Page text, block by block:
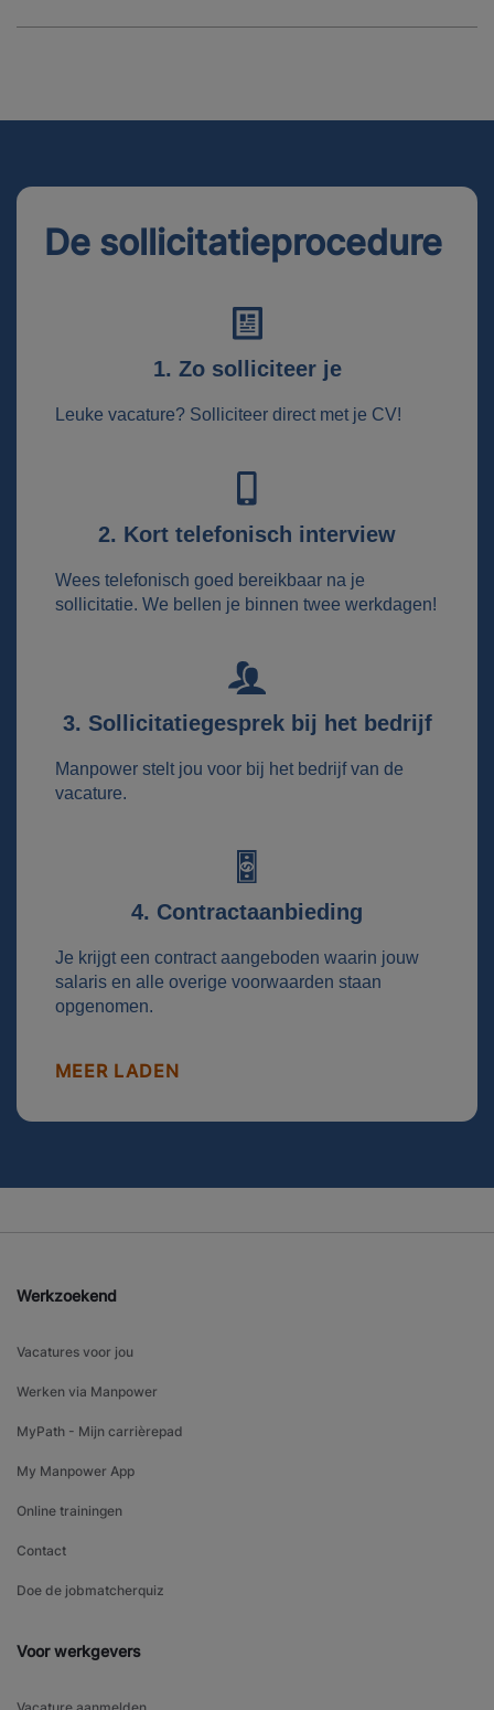
De sollicitatieprocedure
1. Zo solliciteer je
Leuke vacature? Solliciteer direct met je CV!
2. Kort telefonisch interview
Wees telefonisch goed bereikbaar na je
sollicitatie. We bellen je binnen twee werkdagen!
3. Sollicitatiegesprek bij het bedrijf
Manpower stelt jou voor bij het bedrijf van de
vacature.
4. Contractaanbieding
Je krijgt een contract aangeboden waarin jouw
salaris en alle overige voorwaarden staan
opgenomen.
MEER LADEN
Werkzoekend
Vacatures voor jou
Werken via Manpower
MyPath - Mijn carrièrepad
My Manpower App
Online trainingen
Contact
Doe de jobmatcherquiz
Voor werkgevers